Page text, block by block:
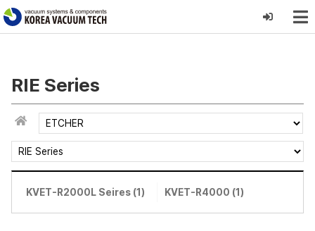
RIE Series
KVET-R2000L Seires (1) KVET-R4000 (1)